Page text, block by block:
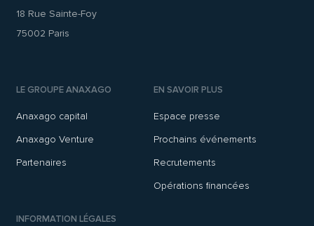
18 Rue Sainte-Foy
75002 Paris
LE GROUPE ANAXAGO
Anaxago capital
Anaxago Venture
Partenaires
EN SAVOIR PLUS
Espace presse
Prochains événements
Recrutements
Opérations financées
INFORMATION LÉGALES